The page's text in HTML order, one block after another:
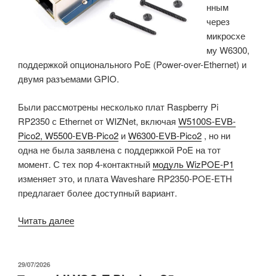
нным
через
микросхе
му W6300,
поддержкой опционального PoE (Power-over-Ethernet) и
двумя разъемами GPIO.
Были рассмотрены несколько плат Raspberry Pi
RP2350 с Ethernet от WIZNet, включая W5100S-EVB-
Pico2, W5500-EVB-Pico2 иW6300-EVB-Pico2 , но ни
одна не была заявлена с поддержкой PoE на тот
момент. С тех пор 4-контактный модуль WizPOE-P1
изменяет это, и плата Waveshare RP2350-POE-ETH
предлагает более доступный вариант.
Читать далее«Waveshare
ОПУБЛИКОВАНО
29/07/2026